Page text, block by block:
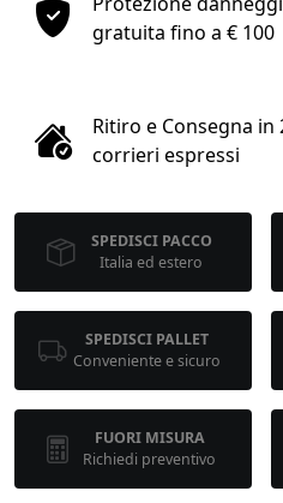
1
kg
gratuita fino a € 100
Ritiro e Consegna
corrieri espressi
SPEDISCI PACCO
Italia ed estero
SPEDISCI PALLET
Conveniente e sicuro
FUORI MISURA
Richiedi preventivo